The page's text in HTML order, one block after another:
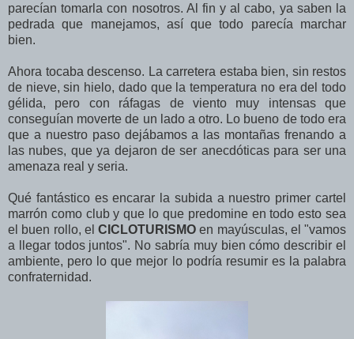
parecían tomarla con nosotros. Al fin y al cabo, ya saben la
pedrada que manejamos, así que todo parecía marchar
bien.
Ahora tocaba descenso. La carretera estaba bien, sin restos
de nieve, sin hielo, dado que la temperatura no era del todo
gélida, pero con ráfagas de viento muy intensas que
conseguían moverte de un lado a otro. Lo bueno de todo era
que a nuestro paso dejábamos a las montañas frenando a
las nubes, que ya dejaron de ser anecdóticas para ser una
amenaza real y seria.
Qué fantástico es encarar la subida a nuestro primer cartel
marrón como club y que lo que predomine en todo esto sea
el buen rollo, el CICLOTURISMO en mayúsculas, el "vamos
a llegar todos juntos". No sabría muy bien cómo describir el
ambiente, pero lo que mejor lo podría resumir es la palabra
confraternidad.